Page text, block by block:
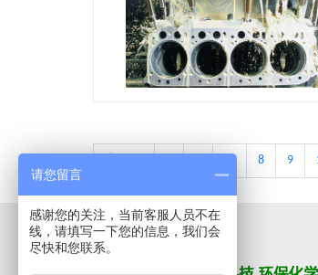
8 9
请您留言
感谢您的关注，当前客服人员不在
线，请填写一下您的信息，我们会
尽快和您联系。